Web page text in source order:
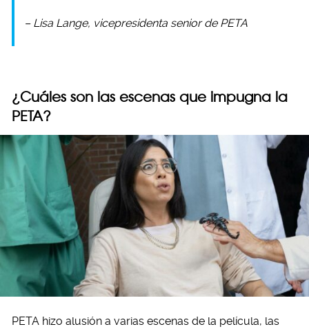
– Lisa Lange, vicepresidenta senior de PETA
¿Cuáles son las escenas que impugna la
PETA?
PETA hizo alusión a varias escenas de la película, las